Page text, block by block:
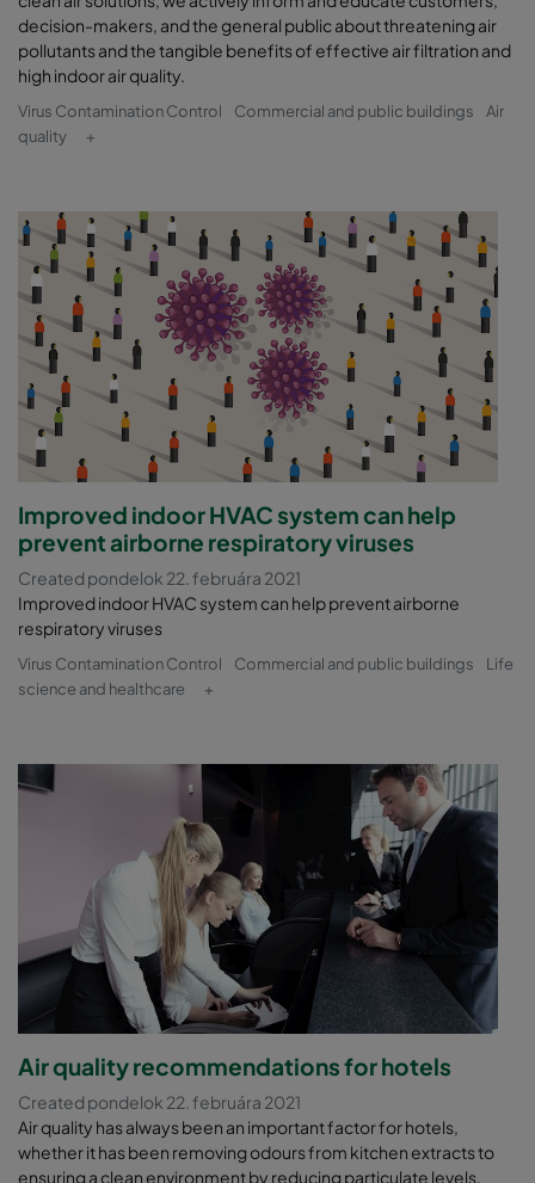
decision-makers, and the general public about threatening air
pollutants and the tangible benefits of effective air filtration and
high indoor air quality.
Virus Contamination Control Commercial and public buildings
Air
quality
+
Improved indoor HVAC system can help
prevent airborne respiratory viruses
Created pondelok 22. februára 2021
Improved indoor HVAC system can help prevent airborne
respiratory viruses
Virus Contamination Control Commercial and public buildings
Life
science and healthcare
+
Air quality recommendations for hotels
Created pondelok 22. februára 2021
Air quality has always been an important factor for hotels,
whether it has been removing odours from kitchen extracts to
ensuring a clean environment by reducing particulate levels.